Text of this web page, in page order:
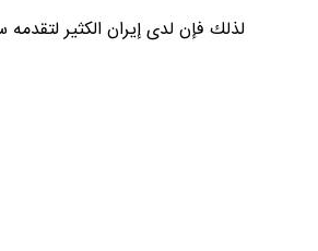
لذلك فإن لدى إيران الكثير